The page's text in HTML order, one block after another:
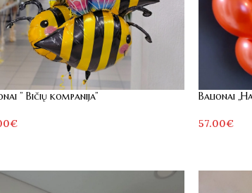
” Bičių kompanija”
€
Balionai
57.00€